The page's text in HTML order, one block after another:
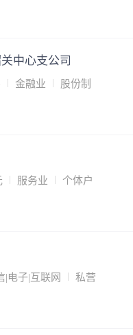
中心支公司
金融业 股份制
服务业 个体户
|电子|互联网 私营